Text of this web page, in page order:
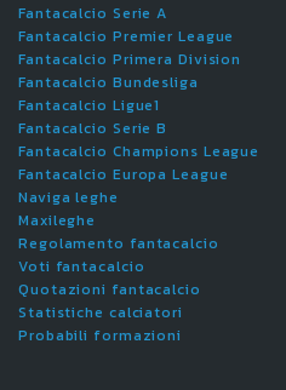
Fantacalcio Serie A
Fantacalcio Premier League
Fantacalcio Primera Division
Fantacalcio Bundesliga
Fantacalcio Ligue1
Fantacalcio Serie B
Fantacalcio Champions League
Fantacalcio Europa League
Naviga leghe
Maxileghe
Regolamento fantacalcio
Voti fantacalcio
Quotazioni fantacalcio
Statistiche calciatori
Probabili formazioni